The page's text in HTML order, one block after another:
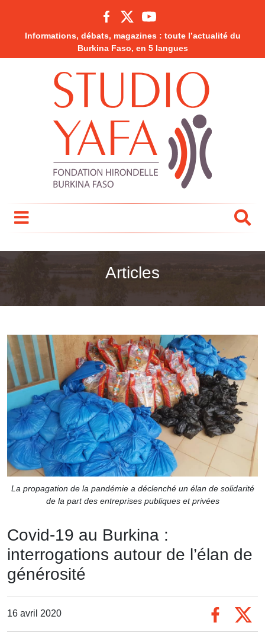
Informations, débats, magazines : toute l’actualité du
Burkina Faso, en 5 langues
Articles
La propagation de la pandémie a déclenché un élan de solidarité
de la part des entreprises publiques et privées
Covid-19 au Burkina :
interrogations autour de l’élan de
générosité
16 avril 2020